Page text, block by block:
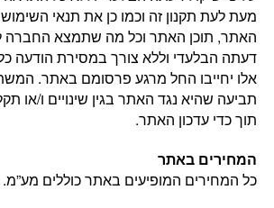
מעת לעת תקנון זה וכמו כן את תנאי
האתר, תוכן האתר וכל מה שתמצא החברה
דעתה הבלעדי וללא צורך במסירת הודעה
אלו יחייבו החל מרגע פרסומם באתר.
תביעה שהיא נגד האתר בגין שינויים ו/או
תוך כדי עדכון האתר.
המחירים באתר
כל המחירים המופיעים באתר כוללים מע”מ.